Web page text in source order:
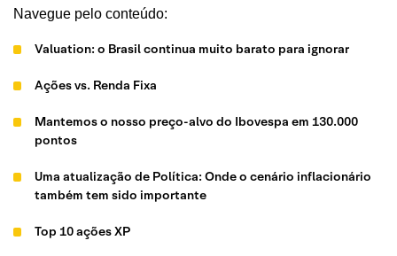
Navegue pelo conteúdo:
Valuation: o Brasil continua muito barato para ignorar
Ações vs. Renda Fixa
Mantemos o nosso preço-alvo do Ibovespa em 130.000
pontos
Uma atualização de Política: Onde o cenário inflacionário
também tem sido importante
Top 10 ações XP